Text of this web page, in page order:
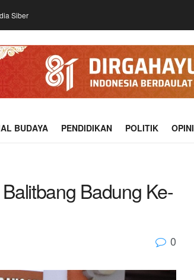
Siber
BUDAYA PENDIDIKAN POLITIK OPINI
Badung Ke-
0